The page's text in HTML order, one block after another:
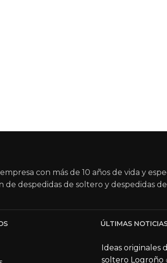
con más de 10 años de vida y
de despedidas de soltero y despedidas
ÚLTIMAS
Ideas originales
soltero Logroño